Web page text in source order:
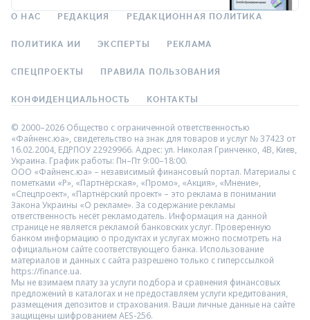
О НАС РЕДАКЦИЯ РЕДАКЦИОННАЯ ПОЛИТИКА
ПОЛИТИКА ИИ ЭКСПЕРТЫ РЕКЛАМА
СПЕЦПРОЕКТЫ ПРАВИЛА ПОЛЬЗОВАНИЯ
КОНФИДЕНЦИАЛЬНОСТЬ КОНТАКТЫ
© 2000–2026 Общество с ограниченной ответственностью
«Файненс.юа», свидетельство на знак для товаров и услуг № 37423 от
16.02.2004, ЕДРПОУ 22929966. Адрес: ул. Николая Гринченко, 4В, Киев,
Украина. График работы: Пн–Пт 9:00–18:00.
ООО «Файненс.юа» – независимый финансовый портал. Материалы с
пометками «Р», «Партнёрская», «Промо», «Акция», «Мнение»,
«Спецпроект», «Партнёрский проект» – это реклама в понимании
Закона Украины «О рекламе». За содержание рекламы
ответственность несёт рекламодатель. Информация на данной
странице не является рекламой банковских услуг. Проверенную
банком информацию о продуктах и услугах можно посмотреть на
официальном сайте соответствующего банка. Использование
материалов и данных с сайта разрешено только с гиперссылкой
https://finance.ua.
Мы не взимаем плату за услуги подбора и сравнения финансовых
предложений в каталогах и не предоставляем услуги кредитования,
размещения депозитов и страхования. Ваши личные данные на сайте
защищены шифрованием AES-256.